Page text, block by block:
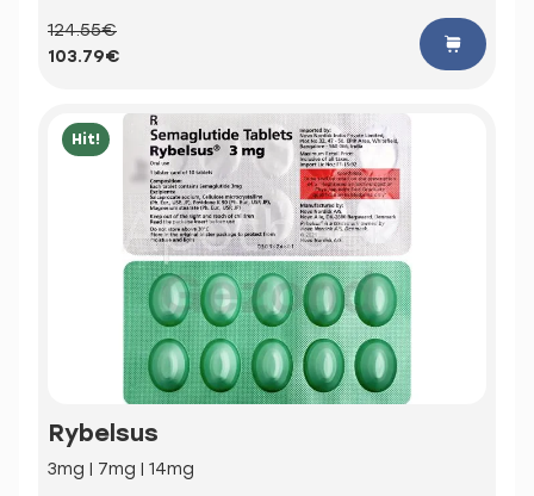
124.55€
103.79€
Hit!
Rybelsus
3mg | 7mg | 14mg